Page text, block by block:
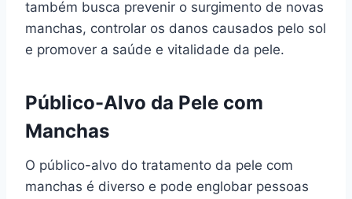
também busca prevenir o surgimento de novas
manchas, controlar os danos causados pelo sol
e promover a saúde e vitalidade da pele.
Público-Alvo da Pele com
Manchas
O público-alvo do tratamento da pele com
manchas é diverso e pode englobar pessoas